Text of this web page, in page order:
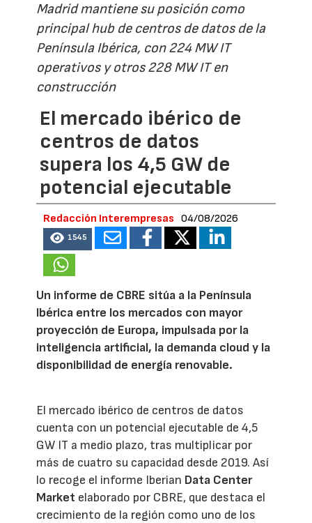
Madrid mantiene su posición como
principal hub de centros de datos de la
Península Ibérica, con 224 MW IT
operativos y otros 228 MW IT en
construcción
El mercado ibérico de
centros de datos
supera los 4,5 GW de
potencial ejecutable
Redacción Interempresas 04/08/2026
1545
Un informe de CBRE sitúa a la Península
Ibérica entre los mercados con mayor
proyección de Europa, impulsada por la
inteligencia artificial, la demanda cloud y la
disponibilidad de energía renovable.
El mercado ibérico de centros de datos
cuenta con un potencial ejecutable de 4,5
GW IT a medio plazo, tras multiplicar por
más de cuatro su capacidad desde 2019. Así
lo recoge el informe Iberian Data Center
Market elaborado por CBRE, que destaca el
crecimiento de la región como uno de los